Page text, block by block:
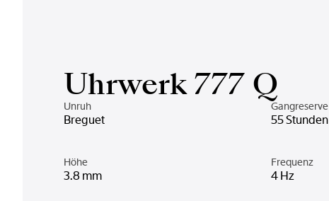
Uhrwerk 777 Q
Unruh
Breguet
Gangreserve
55 Stunden
Höhe
3.8 mm
Frequenz
4 Hz